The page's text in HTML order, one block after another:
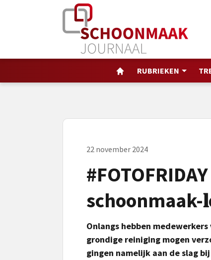
RUBRIEKEN
22 november 2024
schoonmaak-
Onlangs hebben
grondige reiniging mogen
gingen namelijk aan de slag